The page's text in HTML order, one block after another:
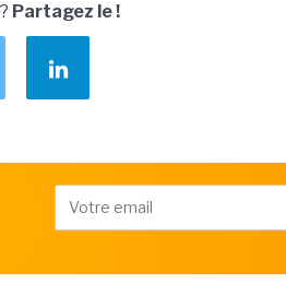
Partagez le !